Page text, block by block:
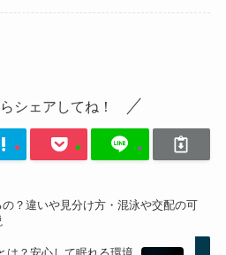
シェアしてね！
？違いや見分け方・混泳や交配の可
は？安心して眠れる環境